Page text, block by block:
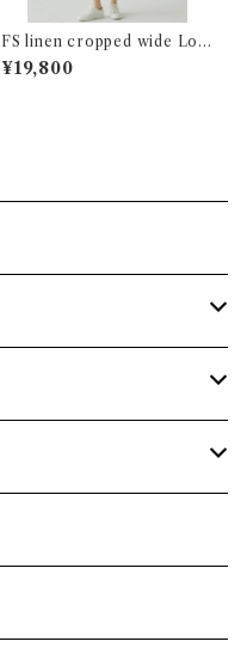
FS linen cropped wide Lot:
26230
¥19,800